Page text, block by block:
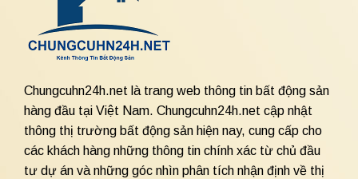
Chungcuhn24h.net là trang web thông tin bất động sản
hàng đầu tại Việt Nam. Chungcuhn24h.net cập nhật
thông thị trường bất động sản hiện nay, cung cấp cho
các khách hàng những thông tin chính xác từ chủ đầu
tư dự án và những góc nhìn phân tích nhận định về thị